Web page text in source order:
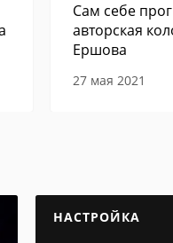
Сам себе
авторская
Ершова
27 мая 2021
НАСТРОЙКА